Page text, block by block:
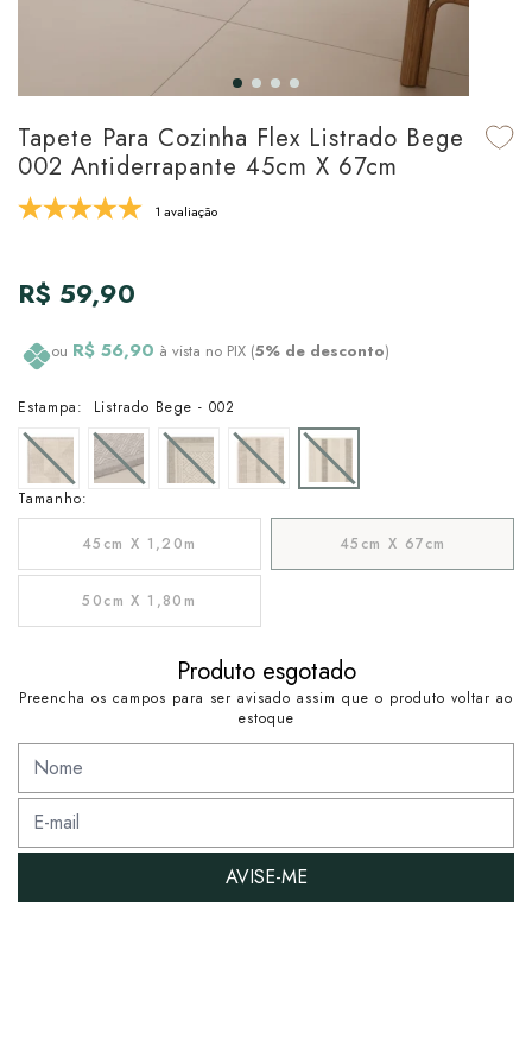
de Colchão & Travesseiro
& Sobre-Lençol Avulso
& Manta para Cama
Edredom & Duvet
em Cama
em Mesa & Cozinha
Tapete Para Cozinha Flex Listrado Bege
002 Antiderrapante 45cm X 67cm
1 avaliação
R$ 59,90
ou R$ 56,90 à vista no PIX (5% de desconto)
Tamanho:
45cm X 1,20m 45cm X 67cm
50cm X 1,80m
Estampa: Listrado Bege - 002
Produto esgotado
Preencha os campos para ser avisado assim que o produto voltar ao
estoque
AVISE-ME